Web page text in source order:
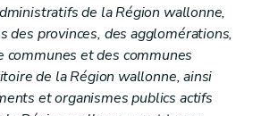
de la Région wallonne,
des provinces, des agglomérations,
communes et des communes
de la Région wallonne, ainsi
et organismes publics actifs